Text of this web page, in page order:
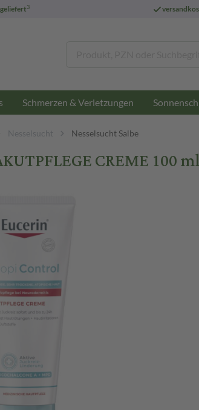
3
Schmerzen & Verletzungen
Nesselsucht Nesselsucht Salbe
CREME 100